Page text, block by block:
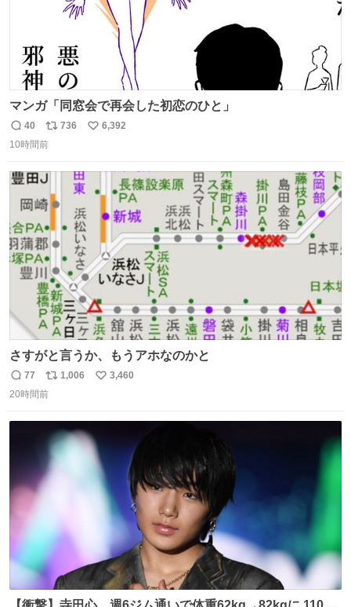
マンガ「同窓会で再会した初恋のひと」
返
信
40
リ
ポ
ト
数
736
い
6,392
10時間前
さすがと言うか、もうアホなのかと
返
信
77
リ
ポ
ト
数
1,006
い
3,460
20時間前